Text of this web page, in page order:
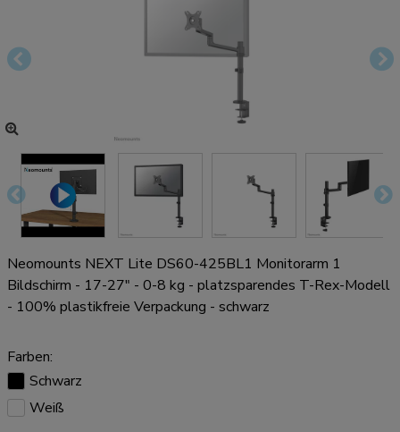
Neomounts NEXT Lite DS60-425BL1 Monitorarm 1
Bildschirm - 17-27" - 0-8 kg - platzsparendes T-Rex-Modell
- 100% plastikfreie Verpackung - schwarz
Farben:
Schwarz
Weiß